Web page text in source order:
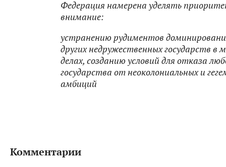
Федерация намерена уделять
внимание:
устранению рудиментов
других недружественных государств в
делах, созданию условий для отказа
государства от неоколониальных и
амбиций
Комментарии